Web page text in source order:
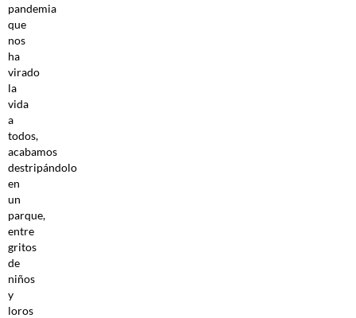
pandemia
que
nos
ha
virado
la
vida
a
todos,
acabamos
destripándolo
en
un
parque,
entre
gritos
de
niños
y
loros